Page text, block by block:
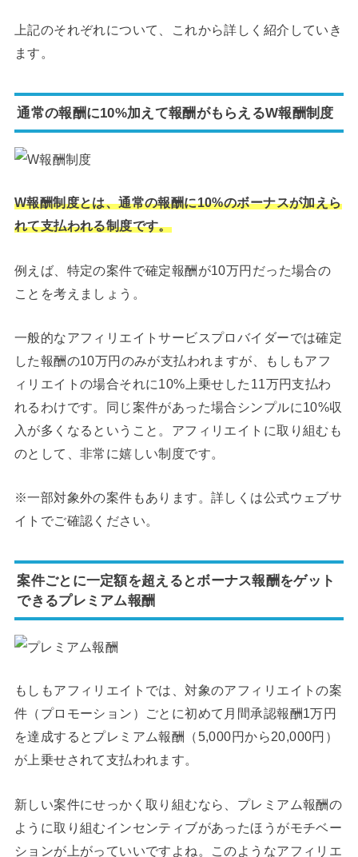
上記のそれぞれについて、これから詳しく紹介していき
ます。
通常の報酬に10%加えて報酬がもらえるW報酬制度
W報酬制度とは、通常の報酬に10%のボーナスが加えら
れて支払われる制度です。
例えば、特定の案件で確定報酬が10万円だった場合の
ことを考えましょう。
一般的なアフィリエイトサービスプロバイダーでは確定
した報酬の10万円のみが支払われますが、もしもアフ
ィリエイトの場合それに10%上乗せした11万円支払わ
れるわけです。同じ案件があった場合シンプルに10%収
入が多くなるということ。アフィリエイトに取り組むも
のとして、非常に嬉しい制度です。
※一部対象外の案件もあります。詳しくは公式ウェブサ
イトでご確認ください。
案件ごとに一定額を超えるとボーナス報酬をゲット
できるプレミアム報酬
もしもアフィリエイトでは、対象のアフィリエイトの案
件（プロモーション）ごとに初めて月間承認報酬1万円
を達成するとプレミアム報酬（5,000円から20,000円）
が上乗せされて支払われます。
新しい案件にせっかく取り組むなら、プレミアム報酬の
ように取り組むインセンティブがあったほうがモチベー
ションが上がっていいですよね。このようなアフィリエ